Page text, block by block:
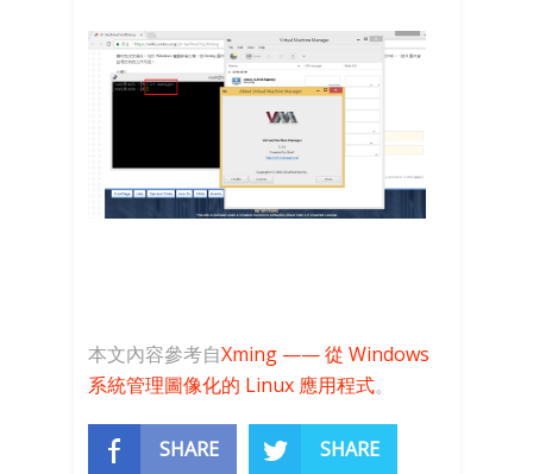
本文內容參考自Xming —— 從 Windows
系統管理圖像化的 Linux 應用程式。
SHARE SHARE